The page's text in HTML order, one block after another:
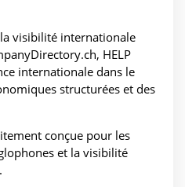
visibilité internationale
HELP
internationale dans le
structurées et des
conçue pour les
et la visibilité